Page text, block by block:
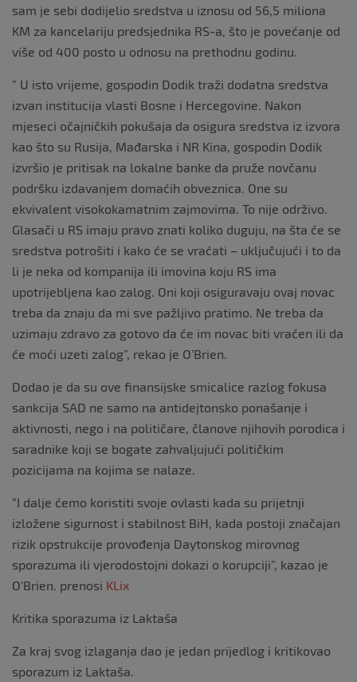
sam je sebi dodijelio sredstva u iznosu od 56,5 miliona
KM za kancelariju predsjednika RS-a, što je povećanje od
više od 400 posto u odnosu na prethodnu godinu.
” U isto vrijeme, gospodin Dodik traži dodatna sredstva
izvan institucija vlasti Bosne i Hercegovine. Nakon
mjeseci očajničkih pokušaja da osigura sredstva iz izvora
kao što su Rusija, Mađarska i NR Kina, gospodin Dodik
izvršio je pritisak na lokalne banke da pruže novčanu
podršku izdavanjem domaćih obveznica. One su
ekvivalent visokokamatnim zajmovima. To nije održivo.
Glasači u RS imaju pravo znati koliko duguju, na šta će se
sredstva potrošiti i kako će se vraćati – uključujući i to da
li je neka od kompanija ili imovina koju RS ima
upotrijebljena kao zalog. Oni koji osiguravaju ovaj novac
treba da znaju da mi sve pažljivo pratimo. Ne treba da
uzimaju zdravo za gotovo da će im novac biti vraćen ili da
će moći uzeti zalog”, rekao je O’Brien.
Dodao je da su ove finansijske smicalice razlog fokusa
sankcija SAD ne samo na antidejtonsko ponašanje i
aktivnosti, nego i na političare, članove njihovih porodica i
saradnike koji se bogate zahvaljujući političkim
pozicijama na kojima se nalaze.
“I dalje ćemo koristiti svoje ovlasti kada su prijetnji
izložene sigurnost i stabilnost BiH, kada postoji značajan
rizik opstrukcije provođenja Daytonskog mirovnog
sporazuma ili vjerodostojni dokazi o korupciji”, kazao je
O’Brien. prenosi KLix
Kritika sporazuma iz Laktaša
Za kraj svog izlaganja dao je jedan prijedlog i kritikovao
sporazum iz Laktaša.